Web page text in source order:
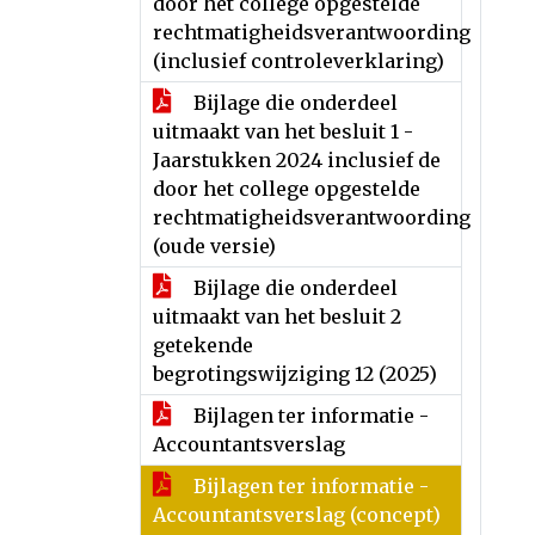
rechtmatigheidsverantwoording
(inclusief controleverklaring)
Bijlage die onderdeel
uitmaakt van het besluit 1 -
Jaarstukken 2024 inclusief de
door het college opgestelde
rechtmatigheidsverantwoording
(oude versie)
Bijlage die onderdeel
uitmaakt van het besluit 2
getekende
begrotingswijziging 12 (2025)
Bijlagen ter informatie -
Accountantsverslag
Bijlagen ter informatie -
Accountantsverslag (concept)